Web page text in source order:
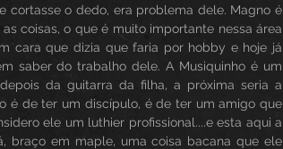
cortasse o dedo, era problema dele. Magno é
coisas, o que é muito importante nessa área
cara que dizia que faria por hobby e hoje já
saber do trabalho dele. A Musiquinho é um
da guitarra da filha, a próxima seria a
é de ter um discípulo, é de ter um amigo que
ele um luthier profissional....e esta aqui a
braço em maple, uma coisa bacana que ele